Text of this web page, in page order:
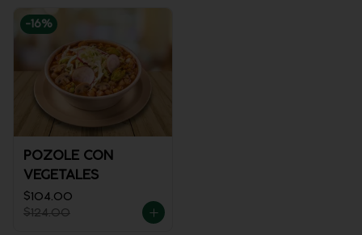
-16%
POZOLE CON
VEGETALES
$104.00
$124.00